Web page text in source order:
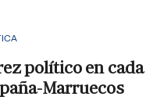
político en cada
Marruecos